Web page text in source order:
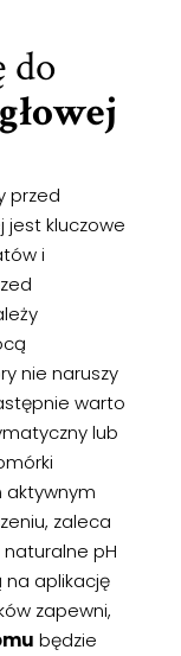
do
przed
jest kluczowe
i
nie naruszy
warto
lub
aktywnym
zaleca
pH
aplikację
zapewni,
będzie